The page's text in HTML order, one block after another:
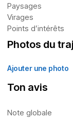
Paysages
Virages
Points d’intérêts
Photos du
Ajouter une photo
Ton avis
Note globale